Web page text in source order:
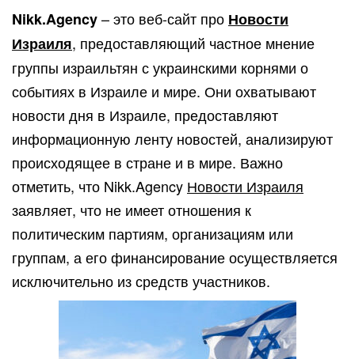
Nikk.Agency– это веб-сайт про Новости
Израиля, предоставляющий частное мнение
группы израильтян с украинскими корнями о
событиях в Израиле и мире. Они охватывают
новости дня в Израиле, предоставляют
информационную ленту новостей, анализируют
происходящее в стране и в мире. Важно
отметить, что Nikk.Agency Новости Израиля
заявляет, что не имеет отношения к
политическим партиям, организациям или
группам, а его финансирование осуществляется
исключительно из средств участников.